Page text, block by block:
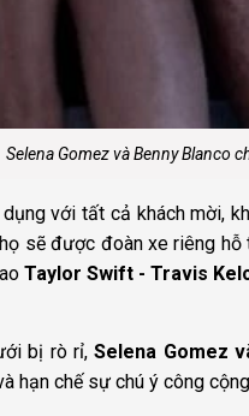
Selena Gomez và Benny Blanco
với tất cả khách mời,
sẽ được đoàn xe riêng
Taylor Swift - Travis
bị rò rỉ,Selena Gomez
hạn chế sự chú ý công